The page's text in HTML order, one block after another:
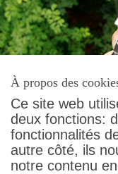
À propos des
Ce site web
deux fonctions:
fonctionnalités
autre côté, ils
notre contenu